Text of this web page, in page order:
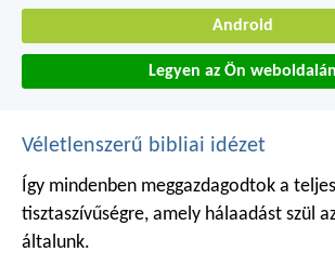
Android
Legyen az Ön weboldalán
Véletlenszerű bibliai idézet
Így mindenben meggazdagodtok a teljes
tisztaszívűségre, amely hálaadást szül
általunk.